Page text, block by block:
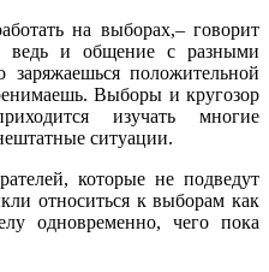
на выборах,– говорит
ведь и общение с разными
положительной
Выборы и кругозор
изучать многие
ситуации.
которые не подведут
относиться к выборам как
одновременно, чего пока